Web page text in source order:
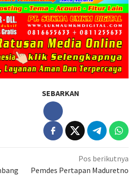
SEBARKAN
Pos berikutnya
Pemdes Pertapan Maduretno